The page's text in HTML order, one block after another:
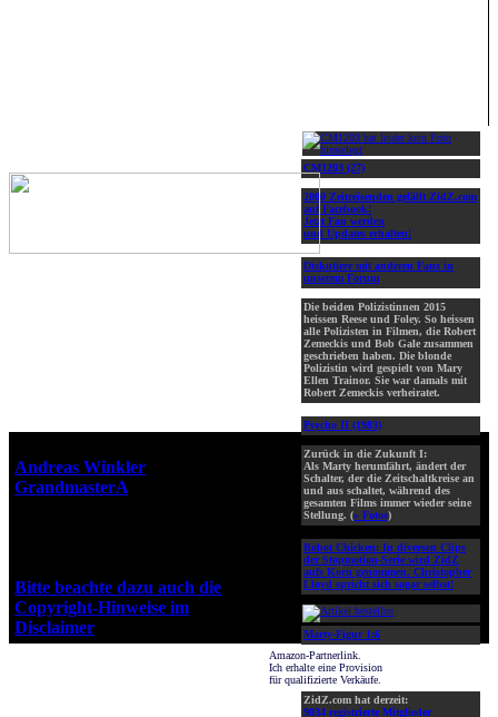
CM1203 (27)
2000 Zeitreisenden gefällt ZidZ.com
auf Facebook!
Jetzt Fan werden
und Updates erhalten!
Diskutiere mit anderen Fans in
unserem Forum
Die beiden Polizistinnen 2015
heissen Reese und Foley. So heissen
alle Polizisten in Filmen, die Robert
Zemeckis und Bob Gale zusammen
geschrieben haben. Die blonde
Polizistin wird gespielt von Mary
Ellen Trainor. Sie war damals mit
Robert Zemeckis verheiratet.
Psycho II (1983)
Zurück in die Zukunft I:
Als Marty herumfährt, ändert der
Schalter, der die Zeitschaltkreise an
und aus schaltet, während des
gesamten Films immer wieder seine
Stellung. (» Fotos)
Robot Chicken: In diversen Clips
der Stopmotion-Serie wird ZidZ
aufs Korn genommen. Christopher
Lloyd spricht sich sogar selbst!
Marty-Figur 1:6
Amazon-Partnerlink.
Ich erhalte eine Provision
für qualifizierte Verkäufe.
ZidZ.com hat derzeit:
9034 registrierte Mitglieder
Andreas Winkler
GrandmasterA
Bitte beachte dazu auch die
Copyright-Hinweise im
Disclaimer